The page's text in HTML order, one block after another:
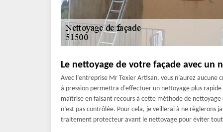
Le nettoyage de votre façade avec un
Avec l’entreprise Mr Texier Artisan, vous n’aurez
à pression permettra d’effectuer un nettoyage plus
maîtrise en faisant recours à cette méthode de nettoyage
n’est pas contrôlée. Pour cela, je veillerai à ne règlerons
traitement protecteur avant le nettoyage pour éviter